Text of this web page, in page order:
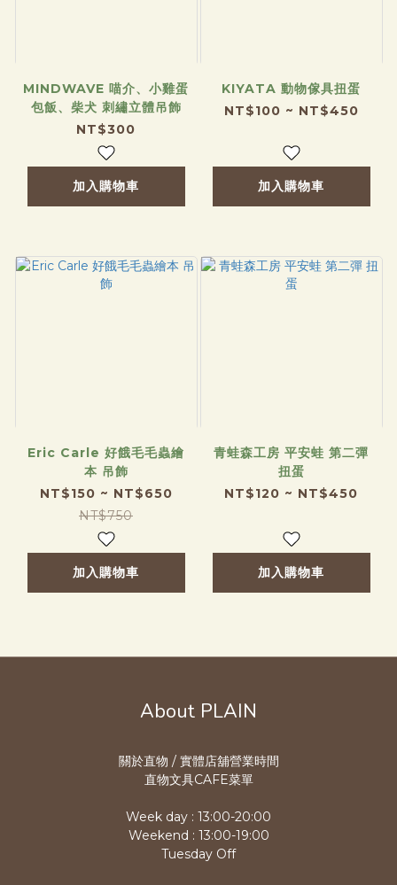
MINDWAVE 喵介、小雞蛋
包飯、柴犬 刺繡立體吊飾
NT$300
加入購物車
KIYATA 動物傢具扭蛋
NT$100 ~ NT$450
加入購物車
Eric Carle 好餓毛毛蟲繪
本 吊飾
NT$150 ~ NT$650
NT$750
加入購物車
青蛙森工房 平安蛙 第二彈
扭蛋
NT$120 ~ NT$450
加入購物車
About PLAIN
關於直物 / 實體店舖營業時間
直物文具CAFE菜單
Week day : 13:00-20:00
Weekend : 13:00-19:00
Tuesday Off